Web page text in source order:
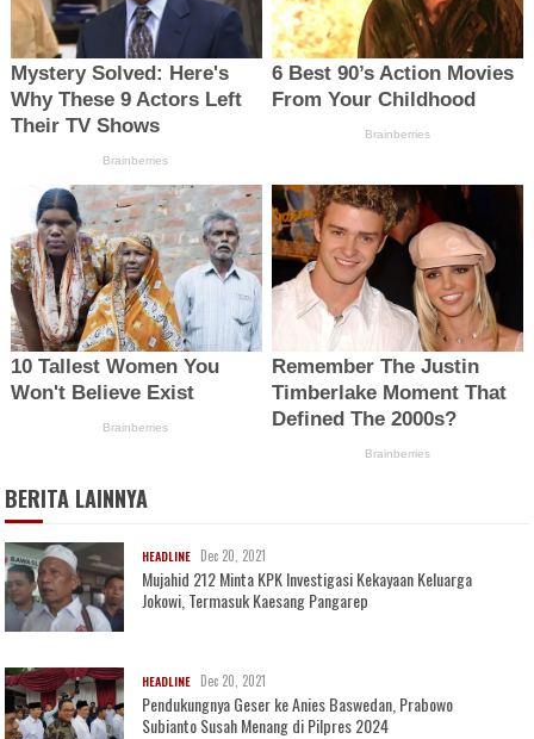
BERITA LAINNYA
HEADLINE Dec 20, 2021
Mujahid 212 Minta KPK Investigasi Kekayaan Keluarga
Jokowi, Termasuk Kaesang Pangarep
HEADLINE Dec 20, 2021
Pendukungnya Geser ke Anies Baswedan, Prabowo
Subianto Susah Menang di Pilpres 2024